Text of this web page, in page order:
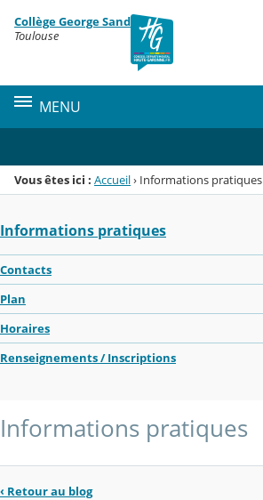
Menu de la rubrique
Contenu
Collège George Sand
Toulouse
MENU
Vous êtes ici : Accueil› Informations pratiques
Informations pratiques
Contacts
Plan
Horaires
Renseignements / Inscriptions
Informations pratiques
‹ Retour au blog